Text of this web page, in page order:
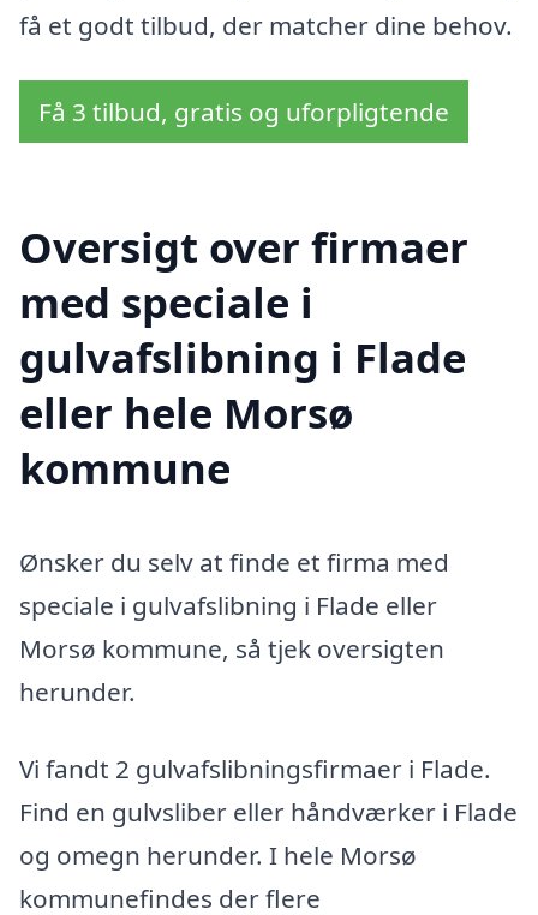
få et godt tilbud, der matcher dine behov.
Få 3 tilbud, gratis og uforpligtende
Oversigt over firmaer
med speciale i
gulvafslibning i Flade
eller hele Morsø
kommune
Ønsker du selv at finde et firma med
speciale i gulvafslibning i Flade eller
Morsø kommune, så tjek oversigten
herunder.
Vi fandt 2 gulvafslibningsfirmaer i Flade.
Find en gulvsliber eller håndværker i Flade
og omegn herunder. I hele Morsø
kommunefindes der flere